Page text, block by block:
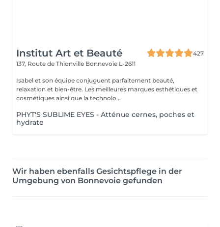
Institut Art et Beauté
427
137, Route de Thionville Bonnevoie L-2611
Isabel et son équipe conjuguent parfaitement beauté,
relaxation et bien-être. Les meilleures marques esthétiques et
cosmétiques ainsi que la technolo...
PHYT'S SUBLIME EYES - Atténue cernes, poches et
hydrate
Wir haben ebenfalls Gesichtspflege in der
Umgebung von Bonnevoie gefunden